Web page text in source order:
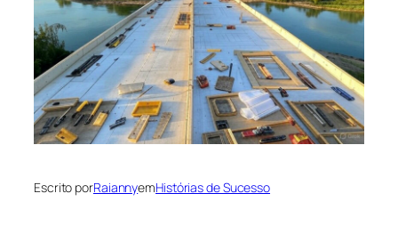
Escrito porRaiannyemHistórias de Sucesso